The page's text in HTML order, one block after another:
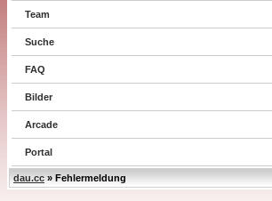
Team
Suche
FAQ
Bilder
Arcade
Portal
dau.cc » Fehlermeldung